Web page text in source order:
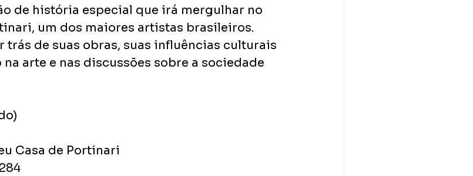
de história especial que irá mergulhar no
um dos maiores artistas brasileiros.
trás de suas obras, suas influências culturais
arte e nas discussões sobre a sociedade
Casa de Portinari